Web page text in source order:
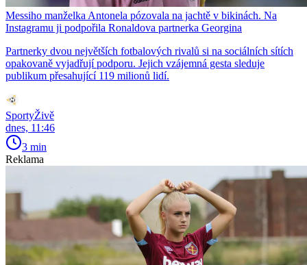
Messiho manželka Antonela pózovala na jachtě v bikinách. Na
Instagramu ji podpořila Ronaldova partnerka Georgina
Partnerky dvou největších fotbalových rivalů si na sociálních sítích
opakovaně vyjadřují podporu. Jejich vzájemná gesta sleduje
publikum přesahující 119 milionů lidí.
SportyŽivě
dnes, 11:46
3 min
Reklama